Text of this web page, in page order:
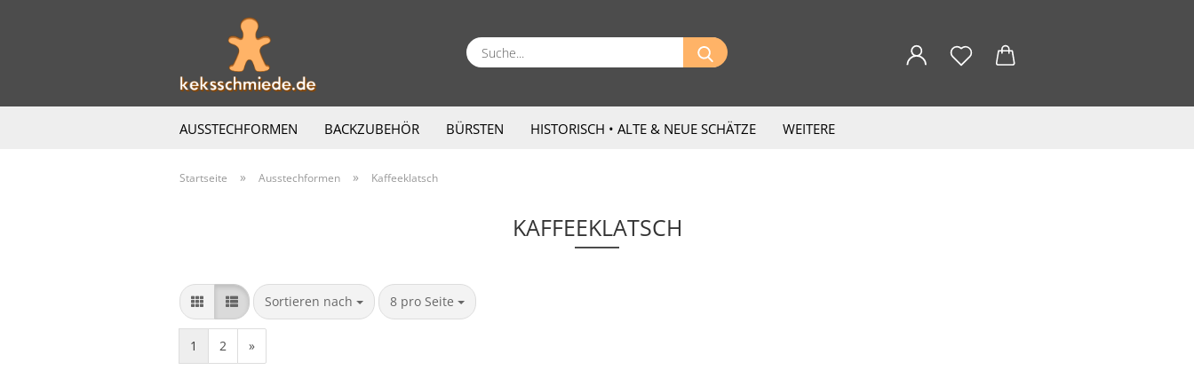
Suche...
AUSSTECHFORMEN BACKZUBEHÖR BÜRSTEN HISTORISCH • ALTE & NEUE SCHÄTZE WEITERE
Startseite » Ausstechformen » Kaffeeklatsch
KAFFEEKLATSCH
Sortieren nach
Sortieren nach 8 pro Seite
pro Seite
1 2 »